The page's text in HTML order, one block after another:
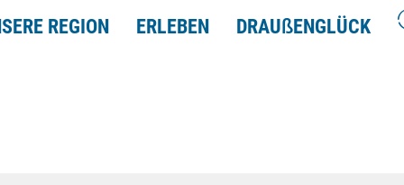
REGION ERLEBEN DRAUßENGLÜCK